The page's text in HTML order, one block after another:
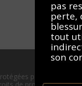
par les lois sur
pas
perte,
tout
son
En